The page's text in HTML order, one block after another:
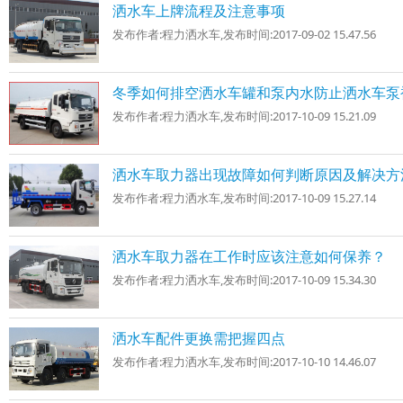
洒水车上牌流程及注意事项
发布作者:程力洒水车,发布时间:2017-09-02 15.47.56
冬季如何排空洒水车罐和泵内水防止洒水车
发布作者:程力洒水车,发布时间:2017-10-09 15.21.09
洒水车取力器出现故障如何判断原因及解决
发布作者:程力洒水车,发布时间:2017-10-09 15.27.14
洒水车取力器在工作时应该注意如何保养？
发布作者:程力洒水车,发布时间:2017-10-09 15.34.30
洒水车配件更换需把握四点
发布作者:程力洒水车,发布时间:2017-10-10 14.46.07